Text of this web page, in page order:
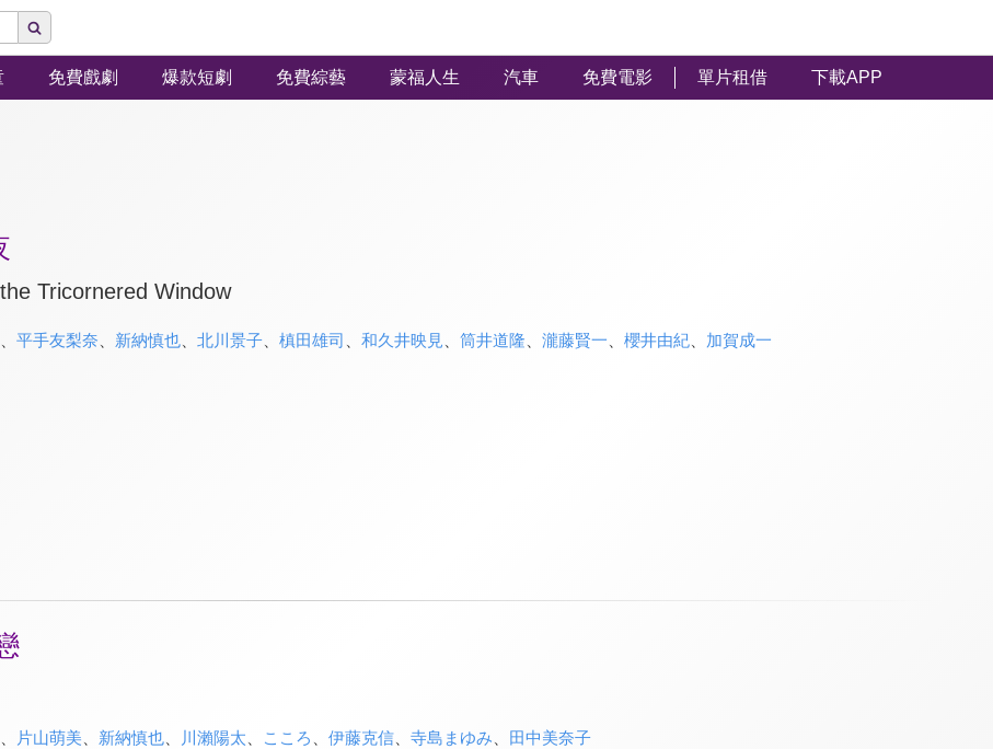
免費戲劇 爆款短劇 免費綜藝 蒙福人生 汽車 免費電影 單片租借 下載APP
Tricornered Window
、 平手友梨奈 新納慎也、 北川景子、 槙田雄司 和久井映見 筒井道隆 瀧藤賢一 櫻井由紀、 加賀成一
片山萌美 新納慎也、 川瀨陽太 こころ 伊藤克信、 寺島まゆみ 田中美奈子